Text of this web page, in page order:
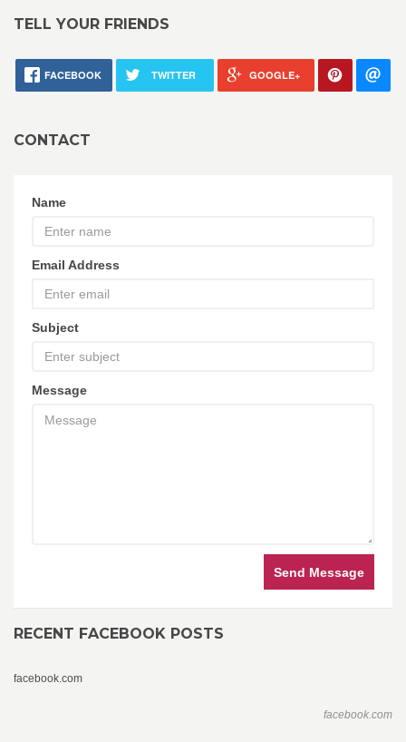
TELL YOUR FRIENDS
FACEBOOK TWITTER GOOGLE+
CONTACT
Name
Email Address
Subject
Message
Send Message
RECENT FACEBOOK POSTS
facebook.com
facebook.com